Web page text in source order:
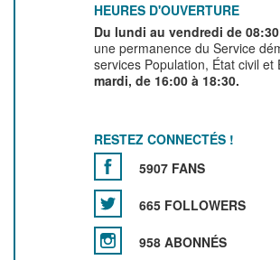
HEURES D'OUVERTURE
Du lundi au vendredi de
une permanence du Service
services Population, État civil et
mardi, de 16:00 à 18:30.
RESTEZ CONNECTÉS !
5907 FANS
665 FOLLOWERS
958 ABONNÉS